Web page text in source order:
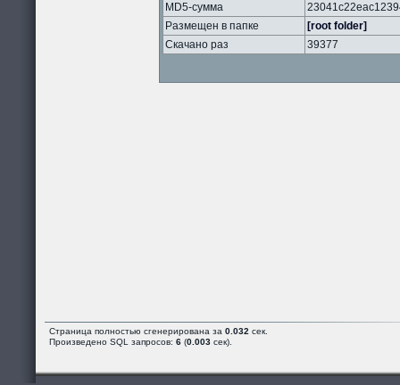
MD5-сумма
Размещен в папке
[root folder]
Скачано раз
39377
Страница полностью сгенерирована за 0.032 сек.
Произведено SQL запросов: 6 (0.003 сек).